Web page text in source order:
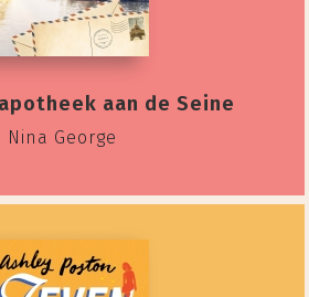
aan de Seine
Nina George